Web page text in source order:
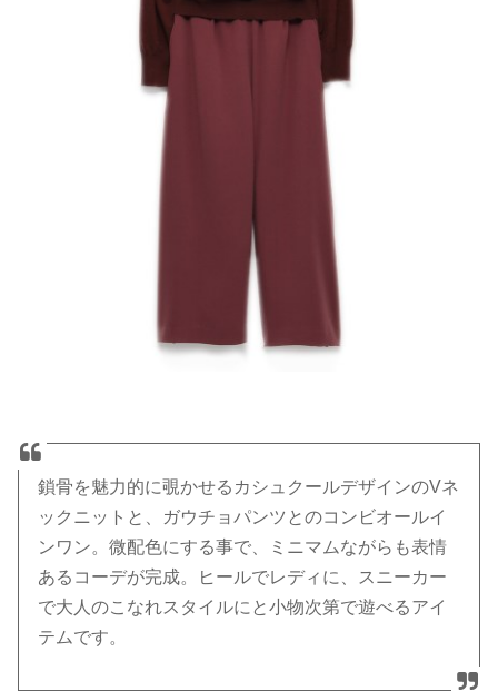
鎖骨を魅力的に覗かせるカシュクールデザインのVネ
ックニットと、ガウチョパンツとのコンビオールイ
ンワン。微配色にする事で、ミニマムながらも表情
あるコーデが完成。ヒールでレディに、スニーカー
で大人のこなれスタイルにと小物次第で遊べるアイ
テムです。